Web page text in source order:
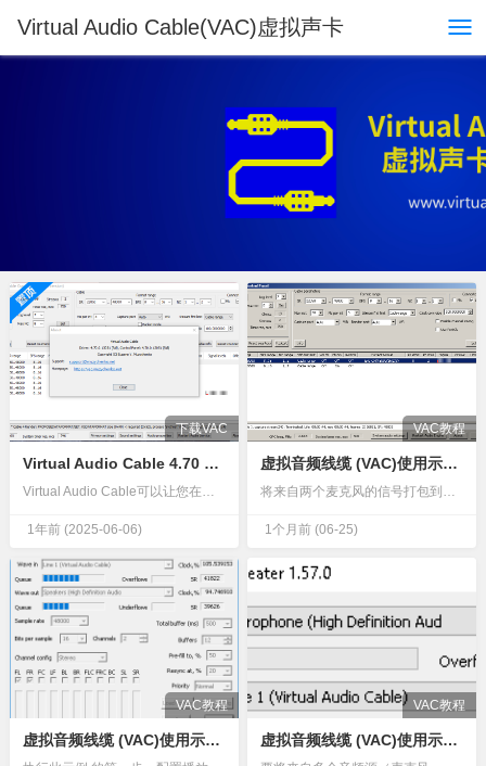
Virtual Audio Cable(VAC)虚拟声卡
下载VAC
Virtual Audio Cable 4.70 最新破解版 去除试用提示音
Virtual Audio Cable可以让您在电脑上操控声音输出设备的波进、波出、采样率、每样本比特数及频道配置等等，自由自在地控制声音讯号，并能通过改变具体的数值，精准调节混音效果，获得更优质的听…
1年前 (2025-06-06)
VAC教程
虚拟音频线缆 (VAC)使用示例：打包混合多个麦克风信号
将来自两个麦克风的信号打包到单个音频流的左右声道中：在VAC 控制面板中，选择一条虚拟电缆，并将其格式范围配置为接受立体声（双声道）信号流。确保“启用声道混合 ”复选框未选中，并且“声道混合”处于“关…
1个月前 (06-25)
VAC教程
虚拟音频线缆 (VAC)使用示例：在多个设备之间共享声音
VAC教程
虚拟音频线缆 (VAC)使用示例：混合来自多个设备的声音